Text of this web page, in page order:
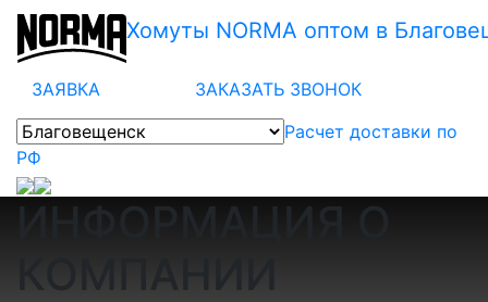
Хомуты NORMA оптом в
ЗАЯВКА
ЗАКАЗАТЬ ЗВОНОК
Расчет доставки по
РФ
ИНФОРМАЦИЯ О
КОМПАНИИ